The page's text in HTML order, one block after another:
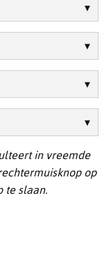
in vreemde
op
te slaan.